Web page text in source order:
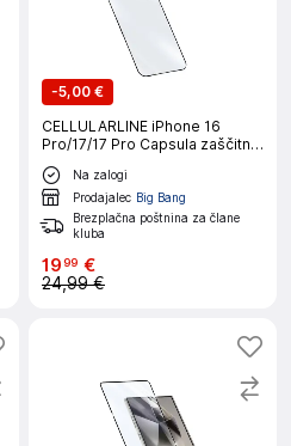
-5,00 €
CELLULARLINE iPhone 16
Pro/17/17 Pro Capsula zaščitno
steklo
Na zalogi
Prodajalec Big Bang
Brezplačna poštnina za člane
kluba
1999 €
24,99 €